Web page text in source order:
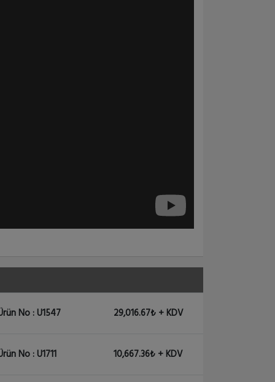
CRS328-4C-20S-4SplusRM
Cloud Router Switch CRS3...
19,346.71₺ + KDV
CRS305-1G-4SPlusIN
6,492.54₺ + KDV
Cloud Router Switch 312-...
No : U1547 29,016.67₺ + KDV
No : U1711 10,667.36₺ + KDV